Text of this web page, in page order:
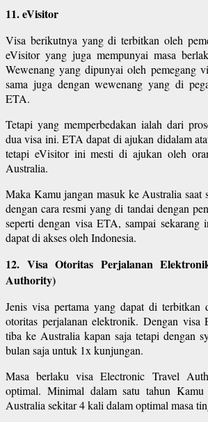
11. eVisitor
Visa berikutnya yang di terbitkan oleh
eVisitor yang juga mempunyai masa
Wewenang yang dipunyai oleh pemegang
sama juga dengan wewenang yang di
ETA.
Tetapi yang memperbedakan ialah dari
dua visa ini. ETA dapat di ajukan didalam
tetapi eVisitor ini mesti di ajukan oleh
Australia.
Maka Kamu jangan masuk ke Australia saat
dengan cara resmi yang di tandai dengan
seperti dengan visa ETA, sampai
dapat di akses oleh Indonesia.
12. Visa Otoritas Perjalanan
Authority)
Jenis visa pertama yang dapat di
otoritas perjalanan elektronik. Dengan visa
tiba ke Australia kapan saja tetapi dengan
bulan saja untuk 1x kunjungan.
Masa berlaku visa Electronic Travel
optimal. Minimal dalam satu tahun
Australia sekitar 4 kali dalam optimal masa